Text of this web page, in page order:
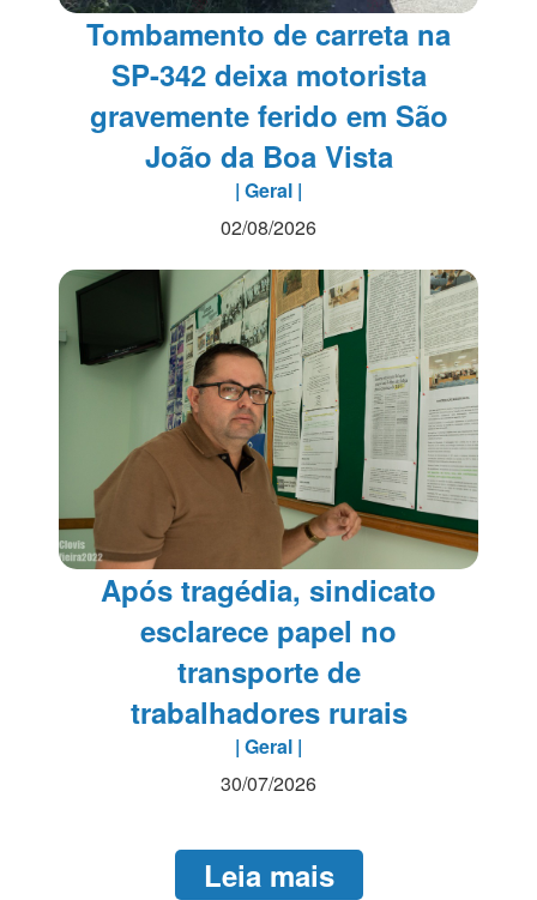
Tombamento de carreta na
SP-342 deixa motorista
gravemente ferido em São
João da Boa Vista
| Geral |
02/08/2026
Após tragédia, sindicato
esclarece papel no
transporte de
trabalhadores rurais
| Geral |
30/07/2026
Leia mais